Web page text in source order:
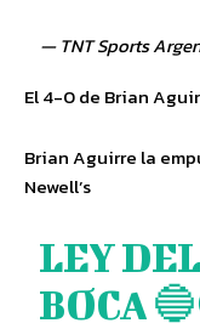
— TNT Sports
El 4-0 de Brian
Brian Aguirre la
Newell’s
LEY
BOCA